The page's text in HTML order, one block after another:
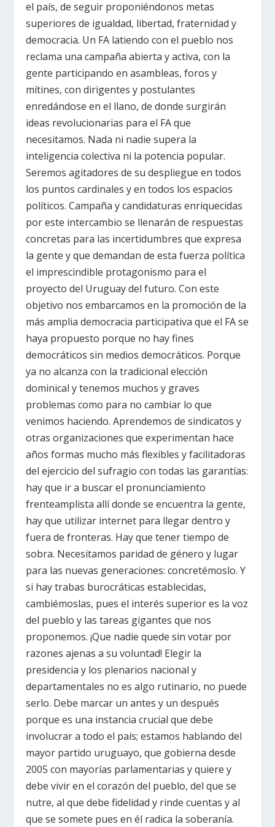
el país, de seguir proponiéndonos metas
superiores de igualdad, libertad, fraternidad y
democracia. Un FA latiendo con el pueblo nos
reclama una campaña abierta y activa, con la
gente participando en asambleas, foros y
mítines, con dirigentes y postulantes
enredándose en el llano, de donde surgirán
ideas revolucionarias para el FA que
necesitamos. Nada ni nadie supera la
inteligencia colectiva ni la potencia popular.
Seremos agitadores de su despliegue en todos
los puntos cardinales y en todos los espacios
políticos. Campaña y candidaturas enriquecidas
por este intercambio se llenarán de respuestas
concretas para las incertidumbres que expresa
la gente y que demandan de esta fuerza política
el imprescindible protagonismo para el
proyecto del Uruguay del futuro. Con este
objetivo nos embarcamos en la promoción de la
más amplia democracia participativa que el FA se
haya propuesto porque no hay fines
democráticos sin medios democráticos. Porque
ya no alcanza con la tradicional elección
dominical y tenemos muchos y graves
problemas como para no cambiar lo que
venimos haciendo. Aprendemos de sindicatos y
otras organizaciones que experimentan hace
años formas mucho más flexibles y facilitadoras
del ejercicio del sufragio con todas las garantías:
hay que ir a buscar el pronunciamiento
frenteamplista allí donde se encuentra la gente,
hay que utilizar internet para llegar dentro y
fuera de fronteras. Hay que tener tiempo de
sobra. Necesitamos paridad de género y lugar
para las nuevas generaciones: concretémoslo. Y
si hay trabas burocráticas establecidas,
cambiémoslas, pues el interés superior es la voz
del pueblo y las tareas gigantes que nos
proponemos. ¡Que nadie quede sin votar por
razones ajenas a su voluntad! Elegir la
presidencia y los plenarios nacional y
departamentales no es algo rutinario, no puede
serlo. Debe marcar un antes y un después
porque es una instancia crucial que debe
involucrar a todo el país; estamos hablando del
mayor partido uruguayo, que gobierna desde
2005 con mayorías parlamentarias y quiere y
debe vivir en el corazón del pueblo, del que se
nutre, al que debe fidelidad y rinde cuentas y al
que se somete pues en él radica la soberanía.